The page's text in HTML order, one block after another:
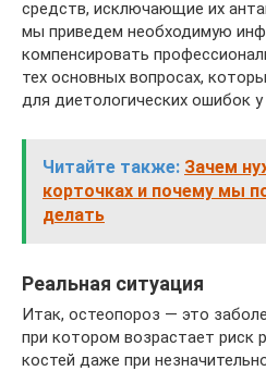
средств, исключающие их
мы приведем необходимую
компенсировать
тех основных вопросах,
для диетологических ошибок
Читайте также: Зачем
корточках и почему мы
делать
Реальная ситуация
Итак, остеопороз — это
при котором возрастает риск
костей даже при